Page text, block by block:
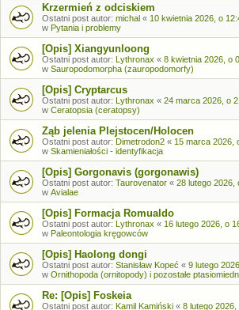
Krzermień z odciskiem
Ostatni post autor: michal « 10 kwietnia 2026, o
w Pytania i problemy
[Opis] Xiangyunloong
Ostatni post autor: Lythronax « 8 kwietnia 2026, o
w Sauropodomorpha (zauropodomorfy)
[Opis] Cryptarcus
Ostatni post autor: Lythronax « 24 marca 2026, o
w Ceratopsia (ceratopsy)
Ząb jelenia Plejstocen/Holocen
Ostatni post autor: Dimetrodon2 « 15 marca 2026,
w Skamieniałości - identyfikacja
[Opis] Gorgonavis (gorgonawis)
Ostatni post autor: Taurovenator « 28 lutego 2026,
w Avialae
[Opis] Formacja Romualdo
Ostatni post autor: Lythronax « 16 lutego 2026, o
w Paleontologia kręgowców
[Opis] Haolong dongi
Ostatni post autor: Stanisław Kopeć « 9 lutego
w Ornithopoda (ornitopody) i pozostałe
Re: [Opis] Foskeia
Ostatni post autor: Kamil Kamiński « 8 lutego 2026,